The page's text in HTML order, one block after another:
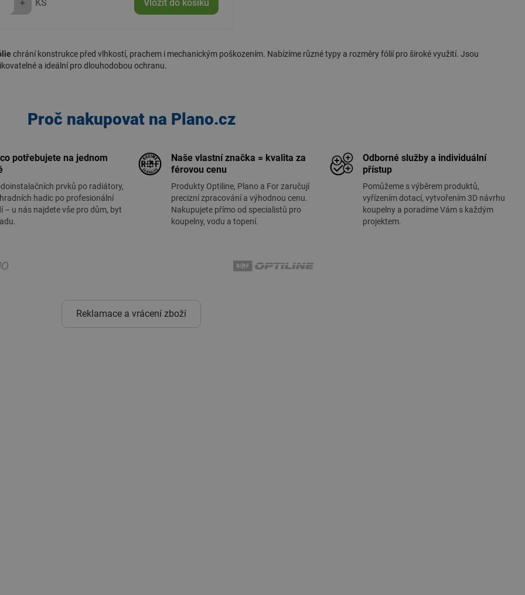
+ KS Vložit do košíku
chrání konstrukce před vlhkostí, prachem i mechanickým poškozením. Nabízíme různé typy a rozměry fólií pro široké využití. Jsou
a ideální pro dlouhodobou ochranu.
Proč nakupovat na Plano.cz
potřebujete na jednom
prvků po radiátory,
hadic po profesionální
– u nás najdete vše pro dům, byt
Naše vlastní značka = kvalita za
férovou cenu
Produkty Optiline, Plano a For zaručují
precizní zpracování a výhodnou cenu.
Nakupujete přímo od specialistů pro
koupelny, vodu a topení.
Odborné služby a individuální
přístup
Pomůžeme s výběrem produktů,
vyřízením dotací, vytvořením 3D návrhu
koupelny a poradíme Vám s každým
projektem.
Reklamace a vrácení zboží